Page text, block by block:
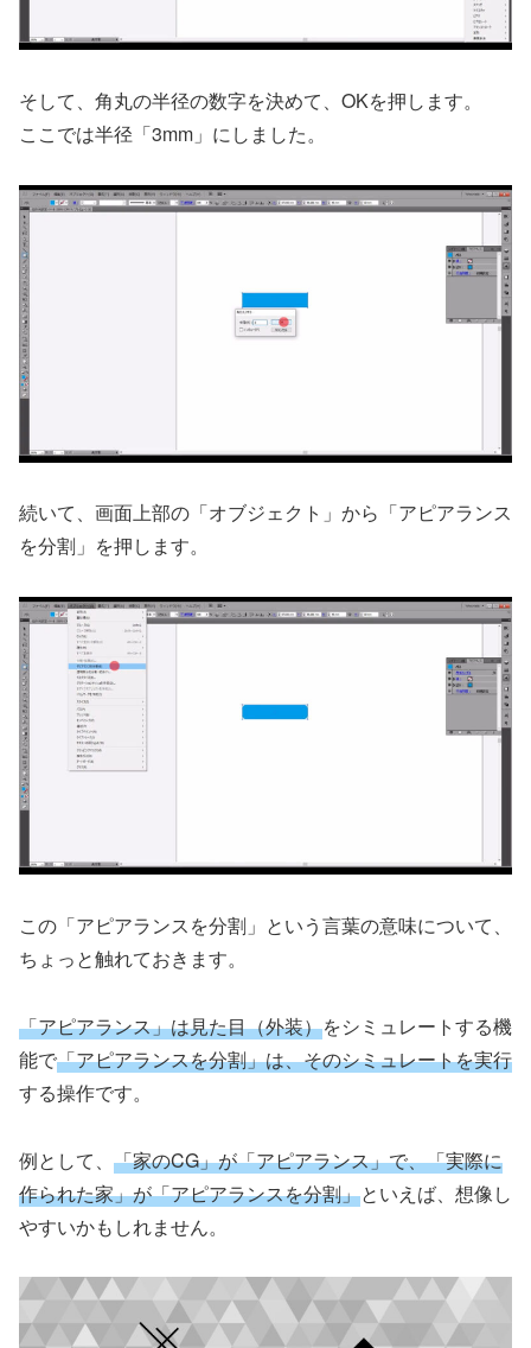
そして、角丸の半径の数字を決めて、OKを押します。
ここでは半径「3mm」にしました。
続いて、画面上部の「オブジェクト」から「アピアランス
を分割」を押します。
この「アピアランスを分割」という言葉の意味について、
ちょっと触れておきます。
「アピアランス」は見た目（外装）をシミュレートする機
能で「アピアランスを分割」は、そのシミュレートを実行
する操作です。
例として、 「家のCG」が「アピアランス」で、「実際に
作られた家」が「アピアランスを分割」といえば、想像し
やすいかもしれません。